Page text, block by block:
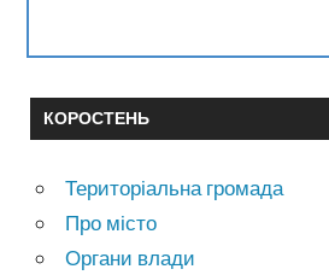
КОРОСТЕНЬ
Територіальна громада
Про місто
Органи влади